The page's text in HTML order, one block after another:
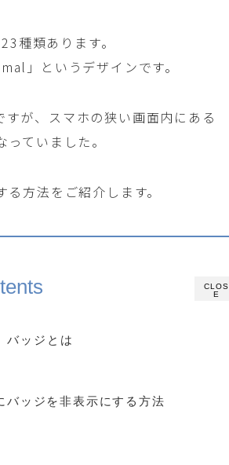
種類あります。
」というデザインです。
が、スマホの狭い画面内にある
ていました。
方法をご紹介します。
CLOS
E
バッジとは
バッジを非表示にする方法